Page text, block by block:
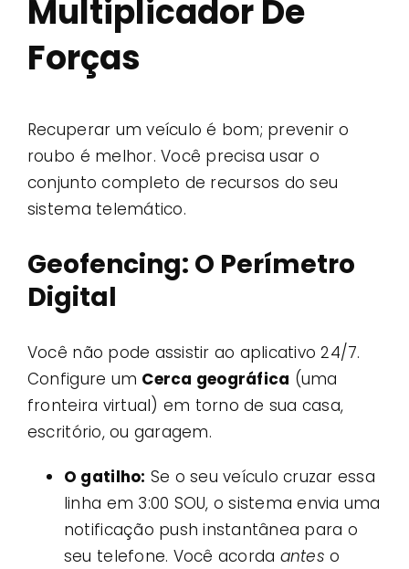
Multiplicador De
Forças
Recuperar um veículo é bom; prevenir o
roubo é melhor. Você precisa usar o
conjunto completo de recursos do seu
sistema telemático.
Geofencing: O Perímetro
Digital
Você não pode assistir ao aplicativo 24/7.
Configure um Cerca geográfica (uma
fronteira virtual) em torno de sua casa,
escritório, ou garagem.
O gatilho: Se o seu veículo cruzar essa
linha em 3:00 SOU, o sistema envia uma
notificação push instantânea para o
seu telefone. Você acorda antes o